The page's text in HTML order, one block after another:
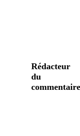
Rédacteur
du
commentaire